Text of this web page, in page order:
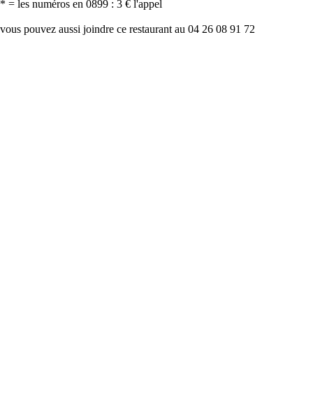
* = les numéros en 0899 : 3 € l'appel
vous pouvez aussi joindre ce restaurant au 04 26 08 91 72